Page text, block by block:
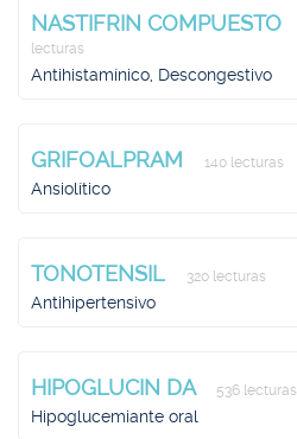
NASTIFRIN COMPUESTO
lecturas
Antihistamínico, Descongestivo
GRIFOALPRAM 140 lecturas
Ansiolítico
TONOTENSIL 320 lecturas
Antihipertensivo
HIPOGLUCIN DA 536 lecturas
Hipoglucemiante oral